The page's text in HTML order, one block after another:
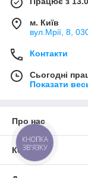
м. Київ
вул.Мрії, 8,
Контакти
Сьогодні
Показати
Про нас
Контакти
КНОПКА
ЗВ'ЯЗКУ